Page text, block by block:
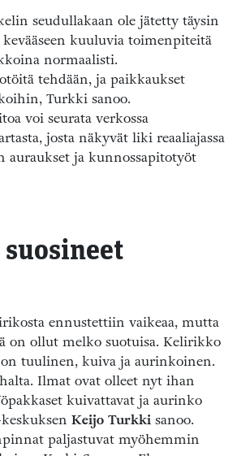
seudullakaan ole jätetty täysin
kuuluvia toimenpiteitä
normaalisti.
tehdään, ja paikkaukset
Turkki sanoo.
voi seurata verkossa
josta näkyvät liki reaaliajassa
auraukset ja kunnossapitotyöt
suosineet
ennustettiin vaikeaa, mutta
on ollut melko suotuisa. Kelirikko
on tuulinen, kuiva ja aurinkoinen.
Ilmat ovat olleet nyt ihan
kuivattavat ja aurinko
Keijo Turkki sanoo.
paljastuvat myöhemmin